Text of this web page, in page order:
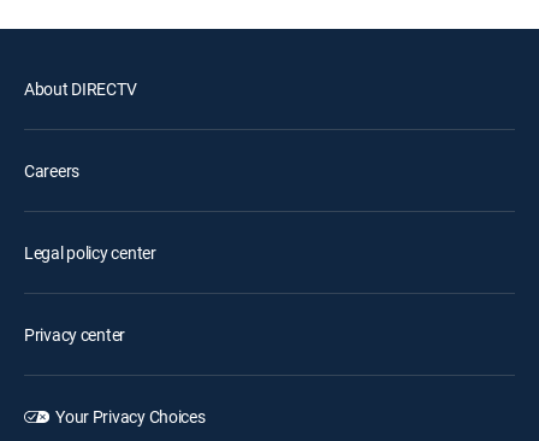
About DIRECTV
Careers
Legal policy center
Privacy center
Your Privacy Choices